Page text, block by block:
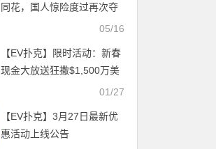
同花，国人惊险度过再次夺
冠！每晚八点生肖之王等你
05/16
【EV扑克】限时活动：新春
现金大放送狂撒$1,500万美
01/27
【EV扑克】3月27日最新优
惠活动上线公告